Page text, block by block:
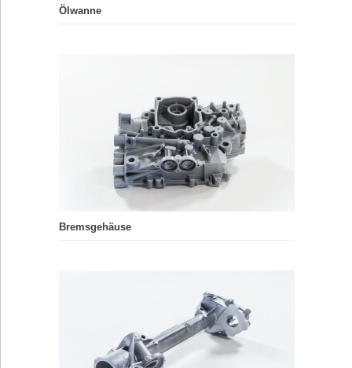
Ölwanne
Bremsgehäuse